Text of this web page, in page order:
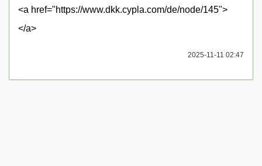
<a href="https://www.dkk.cypla.com/de/node/145">
</a>
2025-11-11 02:47